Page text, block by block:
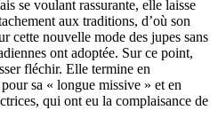
se voulant rassurante, elle laisse
aux traditions, d’où son
cette nouvelle mode des jupes sans
ont adoptée. Sur ce point,
fléchir. Elle termine en
sa « longue missive » et en
qui ont eu la complaisance de